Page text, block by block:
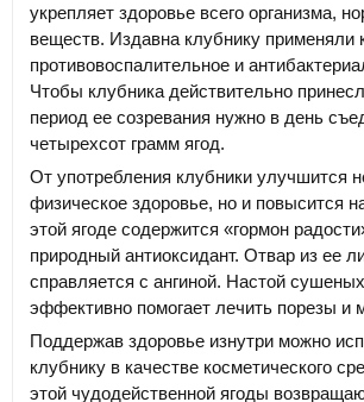
укрепляет здоровье всего организма,
веществ. Издавна клубнику применяли
противовоспалительное и
Чтобы клубника действительно
период ее созревания нужно в день
четырехсот грамм ягод.
От употребления клубники улучшится
физическое здоровье, но и повысится
этой ягоде содержится «гормон
природный антиоксидант. Отвар из ее
справляется с ангиной. Настой
эффективно помогает лечить порезы и
Поддержав здоровье изнутри можно
клубнику в качестве косметического
этой чудодейственной ягоды